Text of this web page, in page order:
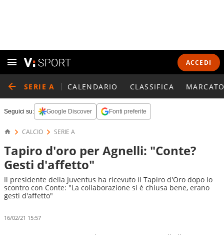
ACCEDI
SERIE A CALENDARIO CLASSIFICA
Seguici su: Google Discover Fonti preferite
CALCIO SERIE A
Tapiro d'oro per Agnelli: "Conte?
Gesti d'affetto"
Il presidente della Juventus ha ricevuto il Tapiro d'Oro dopo lo
scontro con Conte: "La collaborazione si è chiusa bene, erano
gesti d'affetto"
16/02/21 15:57